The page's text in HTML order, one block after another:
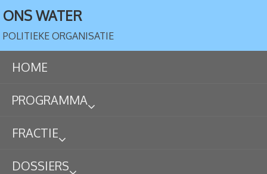
ONS WATER
POLITIEKE ORGANISATIE
HOME
PROGRAMMA
FRACTIE
DOSSIERS